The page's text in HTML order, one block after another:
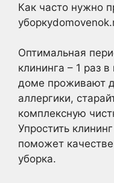
Как часто нужно
Оптимальная
клининга – 1 раз
доме проживают
аллергики,
комплексную
Упростить
поможет
уборка.